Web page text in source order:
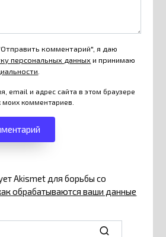
комментарий", я даю
персональных данных и принимаю
email и адрес сайта в этом браузере
комментариев.
Akismet для борьбы со
обрабатываются ваши данные